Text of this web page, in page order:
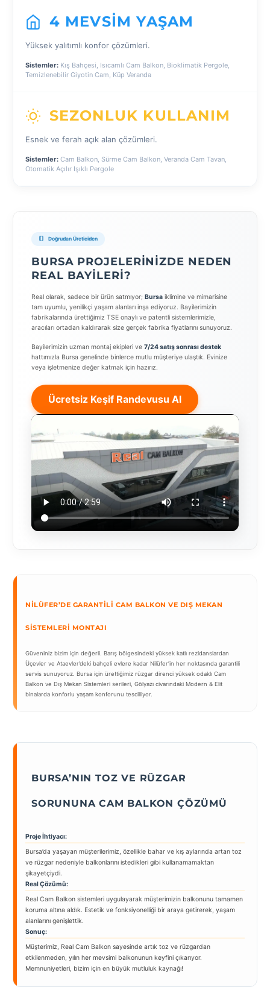
4 MEVSIM YAŞAM
Yüksek yalıtımlı konfor çözümleri.
Sistemler: Kış Bahçesi, Isıcamlı Cam Balkon, Bioklimatik Pergole,
Temizlenebilir Giyotin Cam, Küp Veranda
SEZONLUK KULLANIM
Esnek ve ferah açık alan çözümleri.
Sistemler: Cam Balkon, Sürme Cam Balkon, Veranda Cam Tavan,
Otomatik Açılır Işıklı Pergole
Doğrudan Üreticiden
BURSA PROJELERINIZDE NEDEN
REAL BAYILERI?
Real olarak, sadece bir ürün satmıyor; Bursa iklimine ve mimarisine
tam uyumlu, yenilikçi yaşam alanları inşa ediyoruz. Bayilerimizin
fabrikalarında ürettiğimiz TSE onaylı ve patentli sistemlerimizle,
aracıları ortadan kaldırarak size gerçek fabrika fiyatlarını sunuyoruz.
Bayilerimizin uzman montaj ekipleri ve 7/24 satış sonrası destek
hattımızla Bursa genelinde binlerce mutlu müşteriye ulaştık. Evinize
veya işletmenize değer katmak için hazırız.
Ücretsiz Keşif Randevusu Al
NILÜFER’DE GARANTILI CAM BALKON VE DIŞ MEKAN
SISTEMLERI MONTAJI
Güveniniz bizim için değerli. Barış bölgesindeki yüksek katlı rezidanslardan
Üçevler ve Ataevler’deki bahçeli evlere kadar Nilüfer’in her noktasında garantili
servis sunuyoruz. Bursa için ürettiğimiz rüzgar direnci yüksek odaklı Cam
Balkon ve Dış Mekan Sistemleri serileri, Gölyazı civarındaki Modern & Elit
binalarda konforlu yaşam konforunu tescilliyor.
BURSA’NIN TOZ VE RÜZGAR
SORUNUNA CAM BALKON ÇÖZÜMÜ
Proje İhtiyacı:
Bursa’da yaşayan müşterilerimiz, özellikle bahar ve kış aylarında artan toz
ve rüzgar nedeniyle balkonlarını istedikleri gibi kullanamamaktan
şikayetçiydi.
Real Çözümü:
Real Cam Balkon sistemleri uygulayarak müşterimizin balkonunu tamamen
koruma altına aldık. Estetik ve fonksiyonelliği bir araya getirerek, yaşam
alanlarını genişlettik.
Sonuç:
Müşterimiz, Real Cam Balkon sayesinde artık toz ve rüzgardan
etkilenmeden, yılın her mevsimi balkonunun keyfini çıkarıyor.
Memnuniyetleri, bizim için en büyük mutluluk kaynağı!